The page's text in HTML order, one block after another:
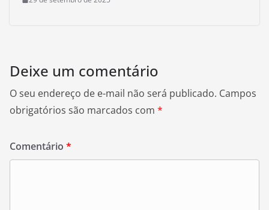
Deixe um comentário
O seu endereço de e-mail não será publicado. Campos
obrigatórios são marcados com *
Comentário *